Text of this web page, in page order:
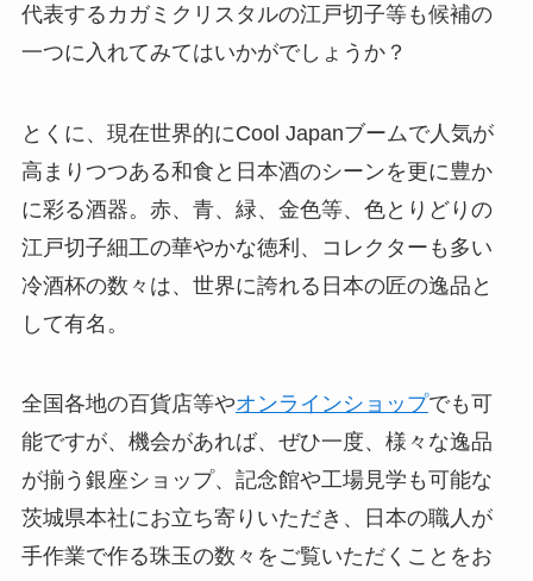
代表するカガミクリスタルの江戸切子等も候補の
一つに入れてみてはいかがでしょうか？
とくに、現在世界的にCool Japanブームで人気が
高まりつつある和食と日本酒のシーンを更に豊か
に彩る酒器。赤、青、緑、金色等、色とりどりの
江戸切子細工の華やかな徳利、コレクターも多い
冷酒杯の数々は、世界に誇れる日本の匠の逸品と
して有名。
全国各地の百貨店等やオンラインショップでも可
能ですが、機会があれば、ぜひ一度、様々な逸品
が揃う銀座ショップ、記念館や工場見学も可能な
茨城県本社にお立ち寄りいただき、日本の職人が
手作業で作る珠玉の数々をご覧いただくことをお